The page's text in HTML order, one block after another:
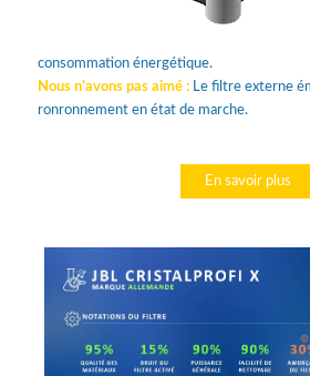
consommation énergétique.
Nous n’avons pas aimé :Le filtre externe
ronronnement en état de marche.
En savoir plus